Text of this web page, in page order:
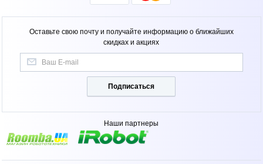
Оставьте свою почту и получайте информацию о ближайших
скидках и акциях
Подписаться
Наши партнеры